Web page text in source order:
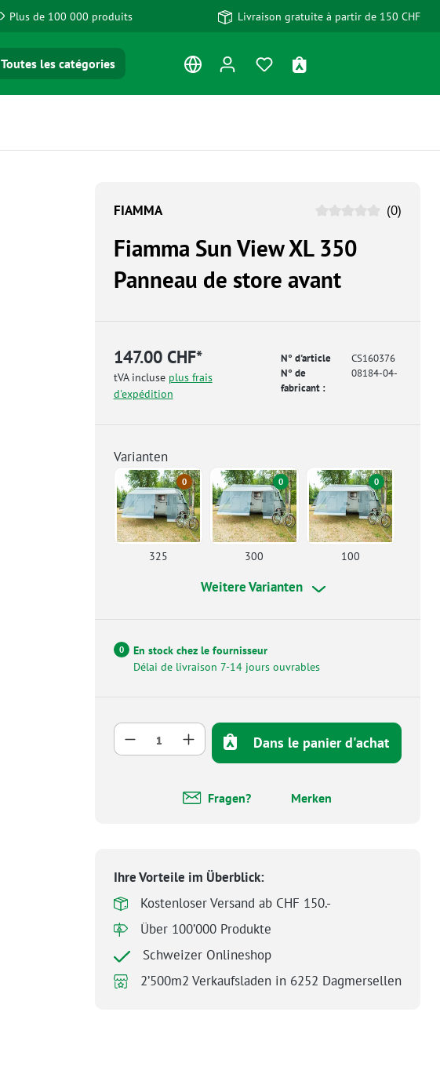
Plus de 100 000 produits Livraison gratuite à partir de 150 CHF
Vous avez 0 articles dans
Toutes les catégories
FIAMMA (0)
Fiamma Sun View XL 350
Panneau de store avant
147.00 CHF*
tVA incluse plus frais
d'expédition
N° d'article
CS160376
N° de
fabricant :
08184-04-
Varianten
0
325
0
300
0
100
Weitere Varianten
0
En stock chez le fournisseur
Délai de livraison 7-14 jours ouvrables
Quantité de produit : Entrez la quantité
Dans le panier d'achat
Fragen? Merken
Ihre Vorteile im Überblick:
Kostenloser Versand ab CHF 150.-
Über 100’000 Produkte
Schweizer Onlineshop
2’500m2 Verkaufsladen in 6252 Dagmersellen